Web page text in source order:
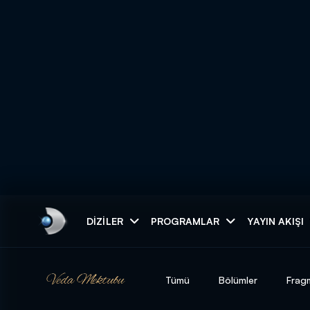
DIZILER PROGRAMLAR YAYIN AKIŞI
Tümü Bölümler